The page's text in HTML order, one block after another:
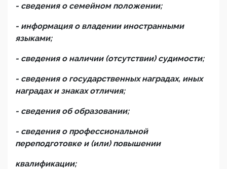
- сведения о семейном положении;
- информация о владении иностранными
языками;
- сведения о наличии (отсутствии) судимости;
- сведения о государственных наградах, иных
наградах и знаках отличия;
- сведения об образовании;
- сведения о профессиональной
переподготовке и (или) повышении
квалификации;